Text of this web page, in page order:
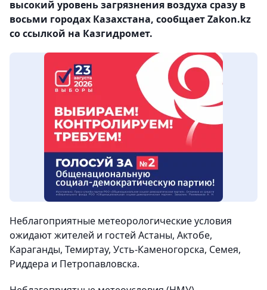
высокий уровень загрязнения воздуха сразу в
восьми городах Казахстана, сообщает Zakon.kz
со ссылкой на Казгидромет.
Неблагоприятные метеорологические условия
ожидают жителей и гостей Астаны, Актобе,
Караганды, Темиртау, Усть-Каменогорска, Семея,
Риддера и Петропавловска.